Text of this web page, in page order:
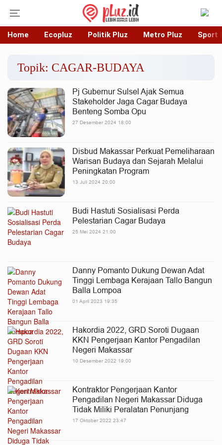
Home Ecopluz Politik Pluz Metro Pluz Sport
Topik: CAGAR-BUDAYA
Pj Gubernur Sulsel Ajak Semua
Stakeholder Jaga Cagar Budaya
Benteng Somba Opu
27 Desember 2024 18:00
Disbud Makassar Perkuat Pemeliharaan
Warisan Budaya dan Sejarah Melalui
Peningkatan Program
13 Juli 2024 20:00
Budi Hastuti Sosialisasi Perda
Pelestarian Cagar Budaya
25 Mei 2024 21:00
Danny Pomanto Dukung Dewan Adat
Tinggi Lembaga Kerajaan Tallo Bangun
Balla Lompoa
01 April 2023 19:35
Hakordia 2022, GRD Soroti Dugaan
KKN Pengerjaan Kantor Pengadilan
Negeri Makassar
10 Desember 2022 19:00
Kontraktor Pengerjaan Kantor
Pengadilan Negeri Makassar Diduga
Tidak Miliki Peralatan Penunjang
17 Oktober 2022 23:47